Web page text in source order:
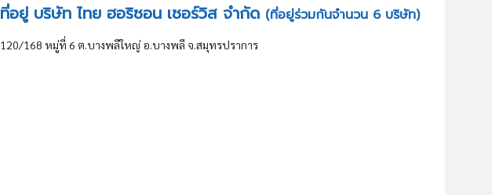
ที่อยู่ บริษัท ไทย ฮอริซอน เซอร์วิส จำกัด (ที่อยู่ร่วมกันจำนวน 6 บริษัท)
120/168 หมู่ที่ 6 ต.บางพลีใหญ่ อ.บางพลี จ.สมุทรปราการ